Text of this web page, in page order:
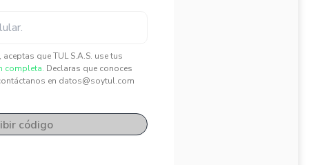
que TUL S.A.S. use tus
completa. Declaras que conoces
en datos@soytul.com
código